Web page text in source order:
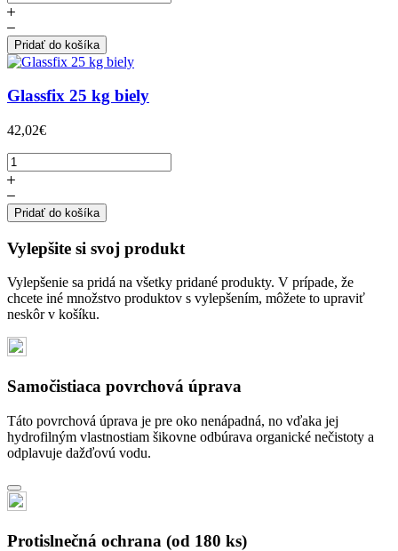
Pridať do košíka
Glassfix 25 kg biely
42,02€
Pridať do košíka
Vylepšite si svoj produkt
Vylepšenie sa pridá na všetky pridané produkty. V prípade, že
chcete iné množstvo produktov s vylepšením, môžete to upraviť
neskôr v košíku.
Samočistiaca povrchová úprava
Táto povrchová úprava je pre oko nenápadná, no vďaka jej
hydrofilným vlastnostiam šikovne odbúrava organické nečistoty a
odplavuje dažďovú vodu.
Protislnečná ochrana (od 180 ks)